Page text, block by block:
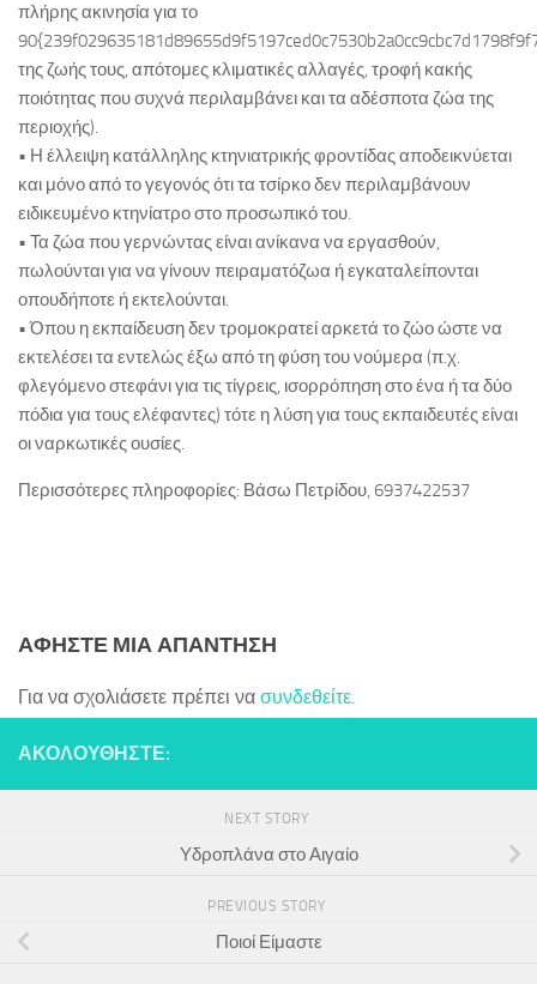
πλήρης ακινησία για το
της ζωής τους, απότομες κλιματικές αλλαγές, τροφή κακής
ποιότητας που συχνά περιλαμβάνει και τα αδέσποτα ζώα της
περιοχής).
• Η έλλειψη κατάλληλης κτηνιατρικής φροντίδας αποδεικνύεται
και μόνο από το γεγονός ότι τα τσίρκο δεν περιλαμβάνουν
ειδικευμένο κτηνίατρο στο προσωπικό του.
• Τα ζώα που γερνώντας είναι ανίκανα να εργασθούν,
πωλούνται για να γίνουν πειραματόζωα ή εγκαταλείπονται
οπουδήποτε ή εκτελούνται.
• Όπου η εκπαίδευση δεν τρομοκρατεί αρκετά το ζώο ώστε να
εκτελέσει τα εντελώς έξω από τη φύση του νούμερα (π.χ.
φλεγόμενο στεφάνι για τις τίγρεις, ισορρόπηση στο ένα ή τα δύο
πόδια για τους ελέφαντες) τότε η λύση για τους εκπαιδευτές είναι
οι ναρκωτικές ουσίες.
Περισσότερες πληροφορίες: Βάσω Πετρίδου, 6937422537
ΑΦΉΣΤΕ ΜΙΑ ΑΠΆΝΤΗΣΗ
Για να σχολιάσετε πρέπει να συνδεθείτε.
ΑΚΟΛΟΥΘΉΣΤΕ:
NEXT STORY
Υδροπλάνα στο Αιγαίο
PREVIOUS STORY
Ποιοί Είμαστε